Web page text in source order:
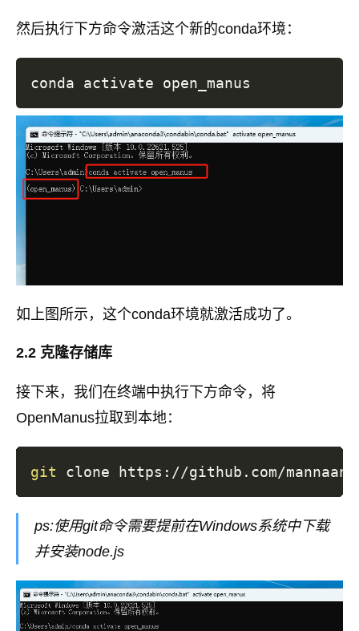
然后执行下方命令激活这个新的conda环境：
如上图所示，这个conda环境就激活成功了。
2.2 克隆存储库
接下来，我们在终端中执行下方命令，将
OpenManus拉取到本地：
git
ps:使用git命令需要提前在Windows系统中下载
并安装node.js